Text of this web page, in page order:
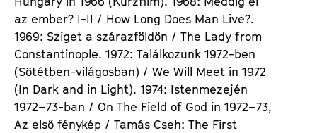
az ember? I-II / How Long Does Man Live?.
1969: Sziget a szárazföldön / The Lady from
Constantinople. 1972: Találkozunk 1972-ben
(Sötétben-világosban) / We Will Meet in 1972
(In Dark and in Light). 1974: Istenmezején
1972–73-ban / On The Field of God in 1972–73,
Az első fénykép / Tamás Cseh: The First